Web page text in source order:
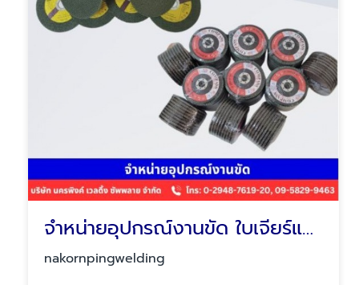
จำหน่ายอุปกรณ์งานขัด ใบเจียร์และจานทราย
nakornpingwelding